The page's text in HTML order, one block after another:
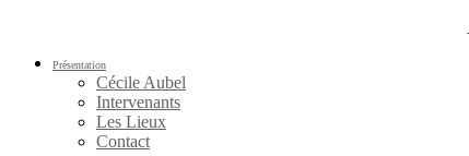
Présentation
Cécile Aubel
Intervenants
Les Lieux
Contact